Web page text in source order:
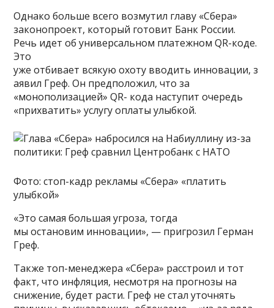
Однако больше всего возмутил главу «Сбера»
законопроект, который готовит Банк России.
Речь идет об универсальном платежном QR-коде.
Это
уже отбивает всякую охоту вводить инновации, з
аявил Греф. Он предположил, что за
«монополизацией» QR- кода наступит очередь
«прихватить» услугу оплаты улыбкой.
Фото: стоп-кадр рекламы «Сбера» «платить
улыбкой»
«Это самая большая угроза, тогда
мы остановим инновации», — пригрозил Герман
Греф.
Также топ-менеджера «Сбера» расстроил и тот
факт, что инфляция, несмотря на прогнозы на
снижение, будет расти. Греф не стал уточнять